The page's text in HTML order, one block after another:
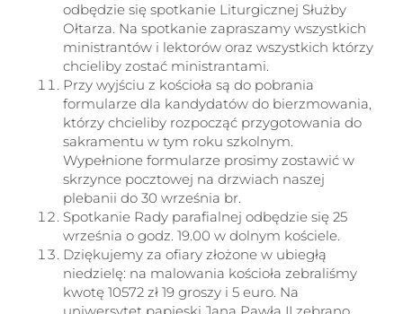
odbędzie się spotkanie Liturgicznej Służby
Ołtarza. Na spotkanie zapraszamy wszystkich
ministrantów i lektorów oraz wszystkich którzy
chcieliby zostać ministrantami.
Przy wyjściu z kościoła są do pobrania
formularze dla kandydatów do bierzmowania,
którzy chcieliby rozpocząć przygotowania do
sakramentu w tym roku szkolnym.
Wypełnione formularze prosimy zostawić w
skrzynce pocztowej na drzwiach naszej
plebanii do 30 września br.
Spotkanie Rady parafialnej odbędzie się 25
września o godz. 19.00 w dolnym kościele.
Dziękujemy za ofiary złożone w ubiegłą
niedzielę: na malowania kościoła zebraliśmy
kwotę 10572 zł 19 groszy i 5 euro. Na